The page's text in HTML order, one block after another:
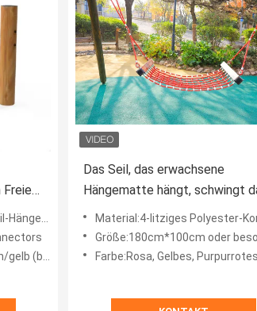
Freien
und Kidsg
angefertigt)
Das Seil, das erwachsene
Hängematte hängt, schwingt
handgemachte besonders
angefertigte Polyester
Material:4-litziges Polyester-
Größe:180cm*100cm oder besonders
Farbe:Rosa, Gelbes,